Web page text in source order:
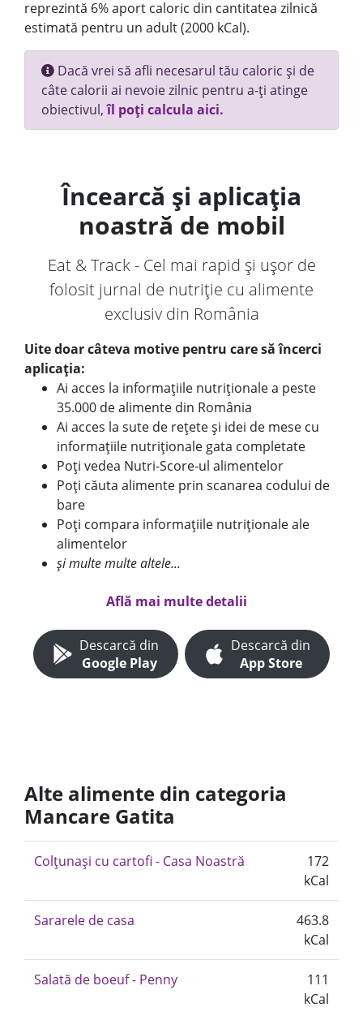
reprezintă 6% aport caloric din cantitatea zilnică
estimată pentru un adult (2000 kCal).
Dacă vrei să afli necesarul tău caloric și de
câte calorii ai nevoie zilnic pentru a-ți atinge
obiectivul,îl poți calcula aici.
Încearcă și aplicația
noastră de mobil
Eat & Track - Cel mai rapid și ușor de
folosit jurnal de nutriție cu alimente
exclusiv din România
Uite doar câteva motive pentru care să încerci
aplicația:
Ai acces la informațiile nutriționale a peste
35.000 de alimente din România
Ai acces la sute de rețete și idei de mese cu
informațiile nutriționale gata completate
Poți vedea Nutri-Score-ul alimentelor
Poți căuta alimente prin scanarea codului de
bare
Poți compara informațiile nutriționale ale
alimentelor
și multe multe altele...
Află mai multe detalii
Descarcă din
Google Play
Descarcă din
App Store
Alte alimente din categoria
Mancare Gatita
Colțunași cu cartofi - Casa Noastră
172
kCal
Sararele de casa
463.8
kCal
Salată de boeuf - Penny
111
kCal